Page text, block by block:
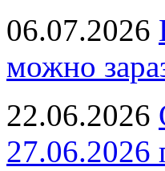
06.07.2026
можно
22.06.2026
27.06.2026